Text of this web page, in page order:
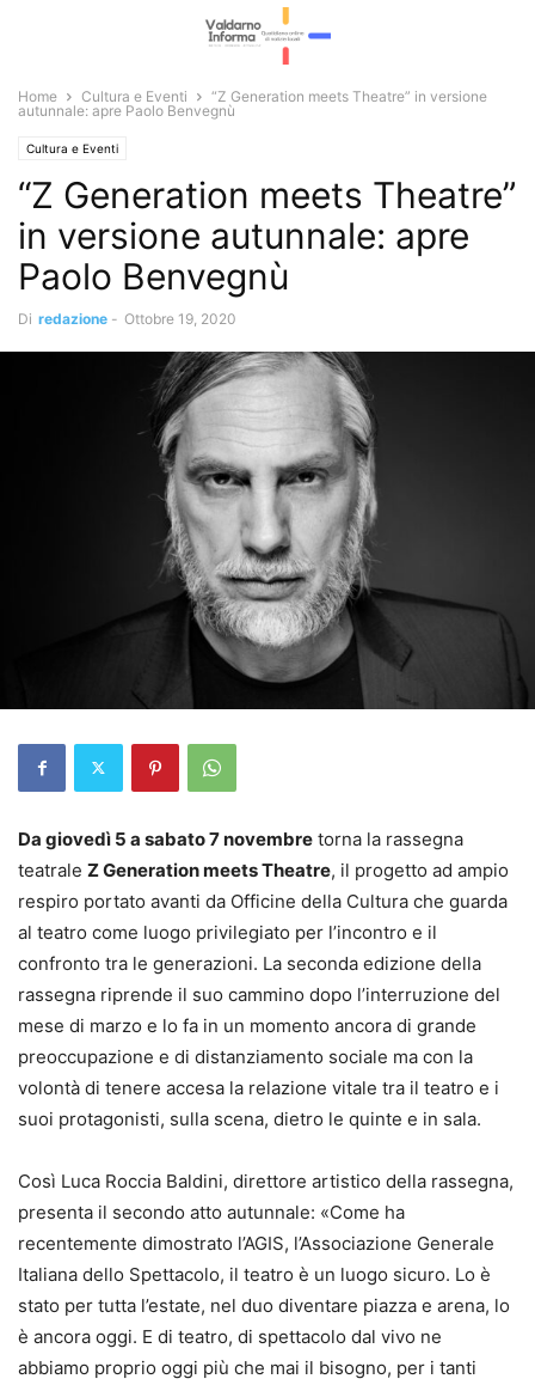
Home Cultura e Eventi
“Z Generation meets Theatre” in versione
autunnale: apre Paolo Benvegnù
Cultura e Eventi
“Z Generation meets Theatre”
in versione autunnale: apre
Paolo Benvegnù
Di redazione - Ottobre 19, 2020
Da giovedì 5 a sabato 7 novembre torna la rassegna
teatrale Z Generation meets Theatre, il progetto ad ampio
respiro portato avanti da Officine della Cultura che guarda
al teatro come luogo privilegiato per l’incontro e il
confronto tra le generazioni. La seconda edizione della
rassegna riprende il suo cammino dopo l’interruzione del
mese di marzo e lo fa in un momento ancora di grande
preoccupazione e di distanziamento sociale ma con la
volontà di tenere accesa la relazione vitale tra il teatro e i
suoi protagonisti, sulla scena, dietro le quinte e in sala.
Così Luca Roccia Baldini, direttore artistico della rassegna,
presenta il secondo atto autunnale: «Come ha
recentemente dimostrato l’AGIS, l’Associazione Generale
Italiana dello Spettacolo, il teatro è un luogo sicuro. Lo è
stato per tutta l’estate, nel duo diventare piazza e arena, lo
è ancora oggi. E di teatro, di spettacolo dal vivo ne
abbiamo proprio oggi più che mai il bisogno, per i tanti